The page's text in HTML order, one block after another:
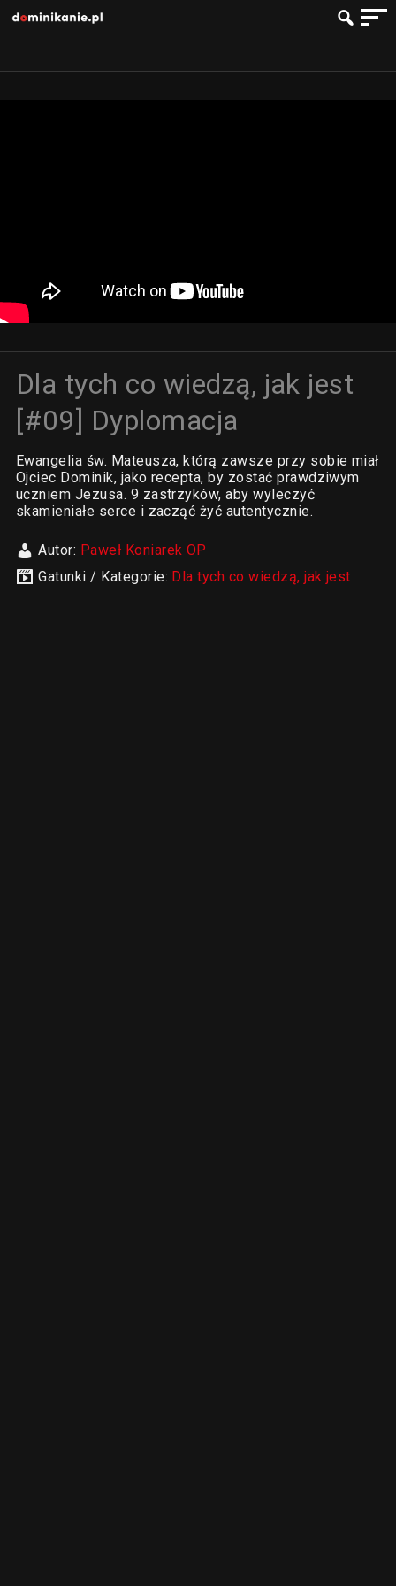
Dla tych co wiedzą, jak jest
[#09] Dyplomacja
Ewangelia św. Mateusza, którą zawsze przy sobie miał
Ojciec Dominik, jako recepta, by zostać prawdziwym
uczniem Jezusa. 9 zastrzyków, aby wyleczyć
skamieniałe serce i zacząć żyć autentycznie.
Autor: Paweł Koniarek OP
Gatunki / Kategorie: Dla tych co wiedzą, jak jest